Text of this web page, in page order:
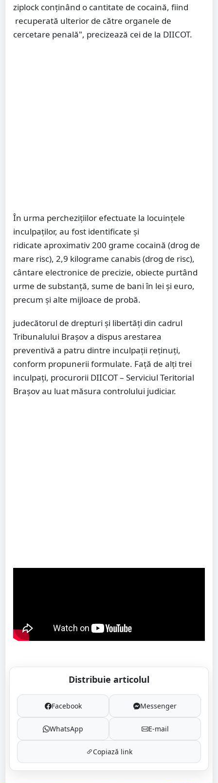
ziplock conținând o cantitate de cocaină, fiind
recuperată ulterior de către organele de
cercetare penală", precizează cei de la DIICOT.
În urma perchezițiilor efectuate la locuințele
inculpaților, au fost identificate și
ridicate aproximativ 200 grame cocaină (drog de
mare risc), 2,9 kilograme canabis (drog de risc),
cântare electronice de precizie, obiecte purtând
urme de substanță, sume de bani în lei și euro,
precum și alte mijloace de probă.
judecătorul de drepturi şi libertăţi din cadrul
Tribunalului Brașov a dispus arestarea
preventivă a patru dintre inculpații reținuți,
conform propunerii formulate. Față de alți trei
inculpați, procurorii DIICOT – Serviciul Teritorial
Brașov au luat măsura controlului judiciar.
Distribuie articolul
Facebook Messenger
WhatsApp E-mail
Copiază link